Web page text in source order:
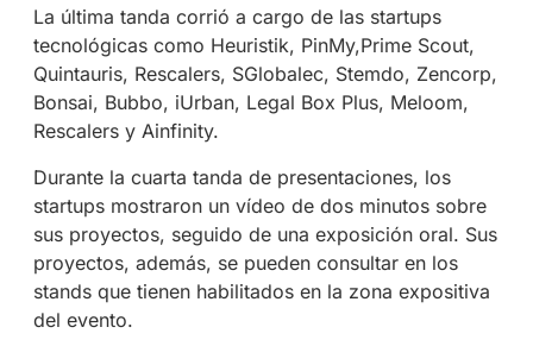
La última tanda corrió a cargo de las startups
tecnológicas como Heuristik, PinMy,Prime Scout,
Quintauris, Rescalers, SGlobalec, Stemdo, Zencorp,
Bonsai, Bubbo, iUrban, Legal Box Plus, Meloom,
Rescalers y Ainfinity.
Durante la cuarta tanda de presentaciones, los
startups mostraron un vídeo de dos minutos sobre
sus proyectos, seguido de una exposición oral. Sus
proyectos, además, se pueden consultar en los
stands que tienen habilitados en la zona expositiva
del evento.